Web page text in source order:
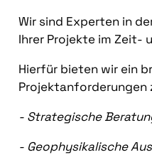
Wir sind Experten in
Ihrer Projekte im Zeit-
Hierfür bieten wir ein
Projektanforderungen
- Strategische
- Geophysikalische